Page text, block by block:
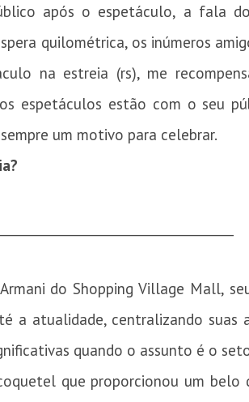
após o espetáculo, a fala
quilométrica, os inúmeros
na estreia (rs), me
espetáculos estão com o seu
um motivo para celebrar.
do Shopping Village Mall,
a atualidade, centralizando suas
quando o assunto é o
que proporcionou um belo